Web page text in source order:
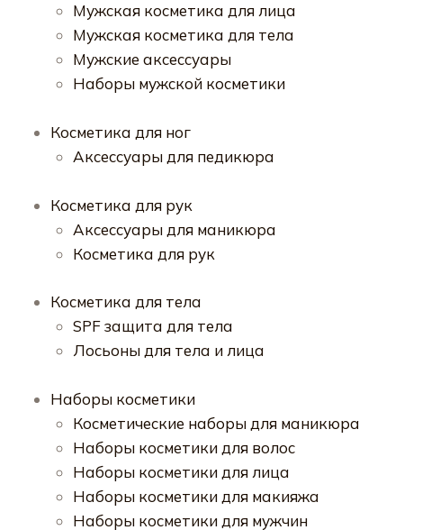
Мужская косметика для лица
Мужская косметика для тела
Мужские аксессуары
Наборы мужской косметики
Косметика для ног
Аксессуары для педикюра
Косметика для рук
Аксессуары для маникюра
Косметика для рук
Косметика для тела
SPF защита для тела
Лосьоны для тела и лица
Наборы косметики
Косметические наборы для маникюра
Наборы косметики для волос
Наборы косметики для лица
Наборы косметики для макияжа
Наборы косметики для мужчин